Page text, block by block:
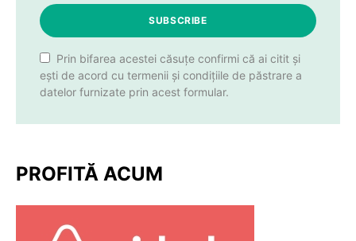
SUBSCRIBE
Prin bifarea acestei căsuțe confirmi că ai citit și
ești de acord cu termenii și condițiile de păstrare a
datelor furnizate prin acest formular.
PROFITĂ ACUM